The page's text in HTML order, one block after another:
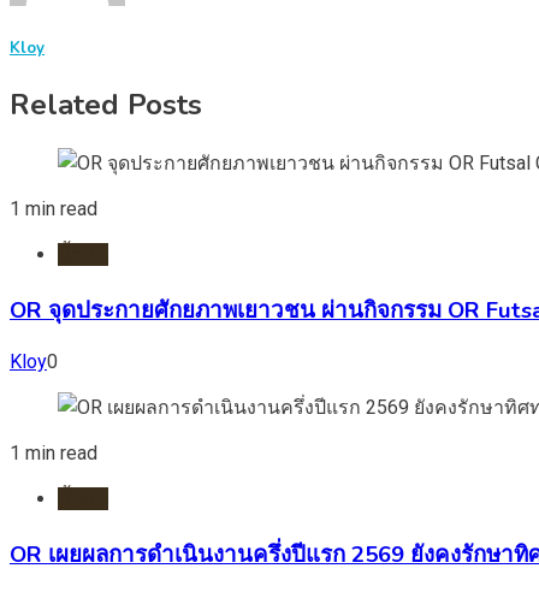
Kloy
Related Posts
1 min read
OR จุดประกายศักยภาพเยาวชน ผ่านกิจกรรม OR
Kloy0
1 min read
OR เผยผลการดำเนินงานครึ่งปีแรก 2569 ยังคงรักษา